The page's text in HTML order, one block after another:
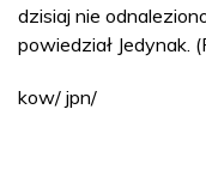
dzisiaj nie
powiedział Jedynak.
kow/ jpn/